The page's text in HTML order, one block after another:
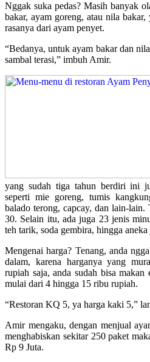
Nggak suka pedas? Masih banyak
bakar, ayam goreng, atau nila
rasanya dari ayam penyet.
“Bedanya, untuk ayam bakar dan
sambal terasi,” imbuh Amir.
yang sudah tiga tahun berdiri ini
seperti mie goreng, tumis
balado terong, capcay, dan lain-
30. Selain itu, ada juga 23 jenis
teh tarik, soda gembira, hingga aneka
Mengenai harga? Tenang, anda
dalam, karena harganya yang
rupiah saja, anda sudah bisa
mulai dari 4 hingga 15 ribu rupiah.
“Restoran KQ 5, ya harga kaki 5,”
Amir mengaku, dengan menjual
menghabiskan sekitar 250 paket
Rp 9 Juta.